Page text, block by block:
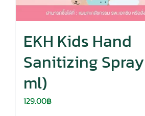
EKH Kids Hand
Sanitizing
ml)
129.00฿